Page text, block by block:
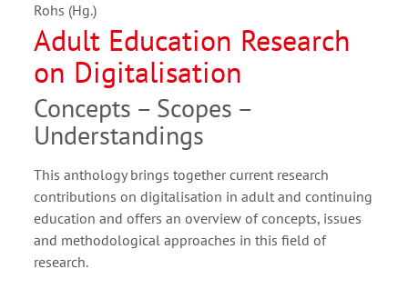
Rohs (Hg.)
Adult Education Research
on Digitalisation
Concepts – Scopes –
Understandings
This anthology brings together current research
contributions on digitalisation in adult and continuing
education and offers an overview of concepts, issues
and methodological approaches in this field of
research.